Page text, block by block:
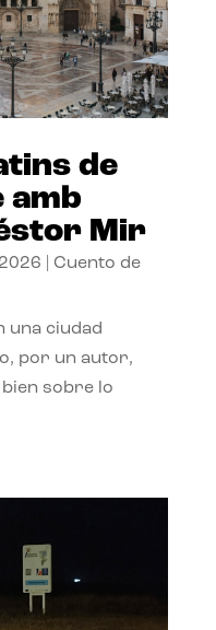
de
amb
Mir
Cuento de
una ciudad
por un autor,
sobre lo